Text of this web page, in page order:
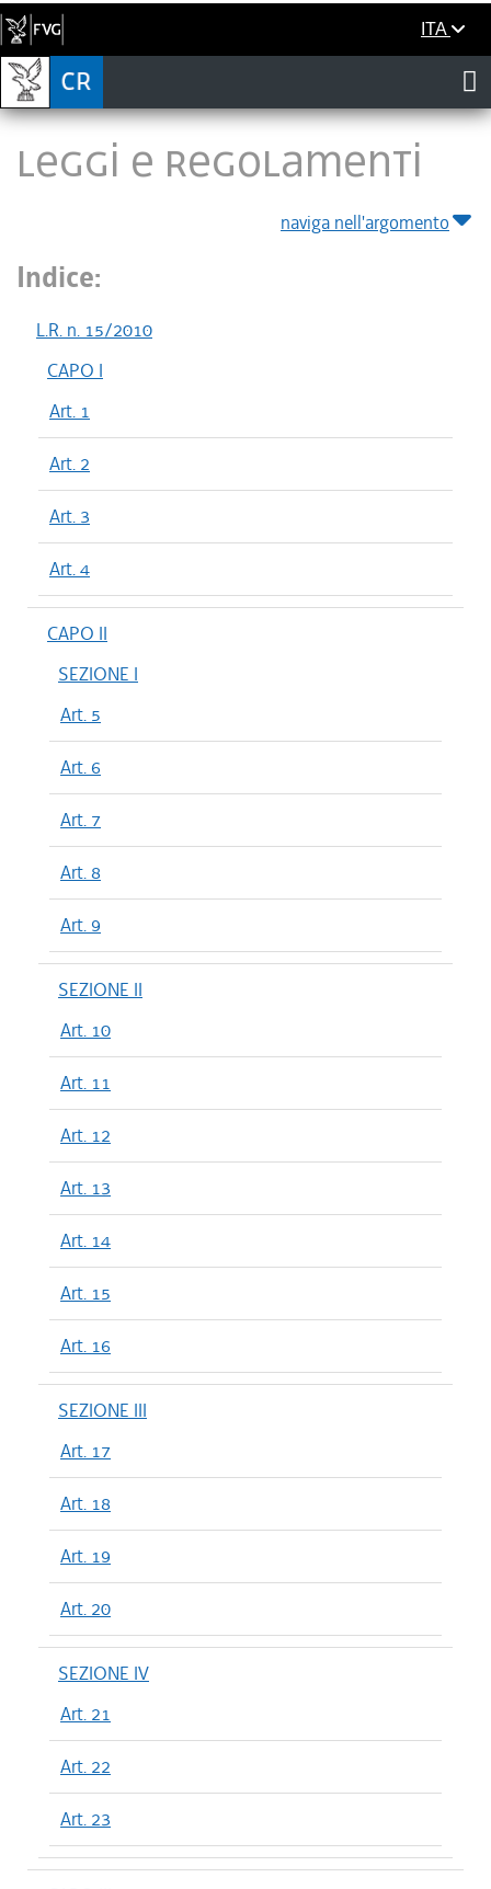
ITA
LEGGI E REGOLAMENTI
naviga nell'argomento
Indice:
L.R. n. 15/2010
CAPO I
Art. 1
Art. 2
Art. 3
Art. 4
CAPO II
SEZIONE I
Art. 5
Art. 6
Art. 7
Art. 8
Art. 9
SEZIONE II
Art. 10
Art. 11
Art. 12
Art. 13
Art. 14
Art. 15
Art. 16
SEZIONE III
Art. 17
Art. 18
Art. 19
Art. 20
SEZIONE IV
Art. 21
Art. 22
Art. 23